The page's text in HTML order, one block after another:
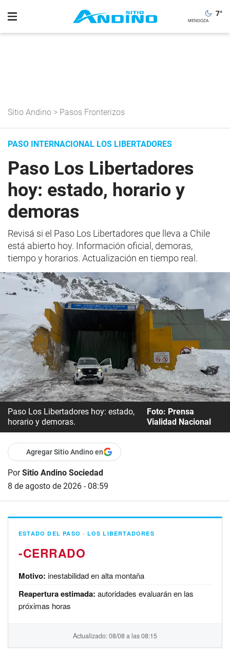
7°
Sitio Andino > Pasos Fronterizos
PASO INTERNACIONAL LOS LIBERTADORES
Paso Los Libertadores
hoy: estado, horario y
demoras
Revisá si el Paso Los Libertadores que lleva a Chile
está abierto hoy. Información oficial, demoras,
tiempo y horarios. Actualización en tiempo real.
Paso Los Libertadores hoy: estado,
horario y demoras.
Foto: Prensa
Vialidad Nacional
Agregar Sitio Andino en
PorSitio Andino Sociedad
8 de agosto de 2026 - 08:59
ESTADO DEL PASO · LOS LIBERTADORES
-
Motivo: inestabilidad en alta montaña
Reapertura estimada: autoridades evaluarán en las
próximas horas
Actualizado: 08/08 a las 08:15